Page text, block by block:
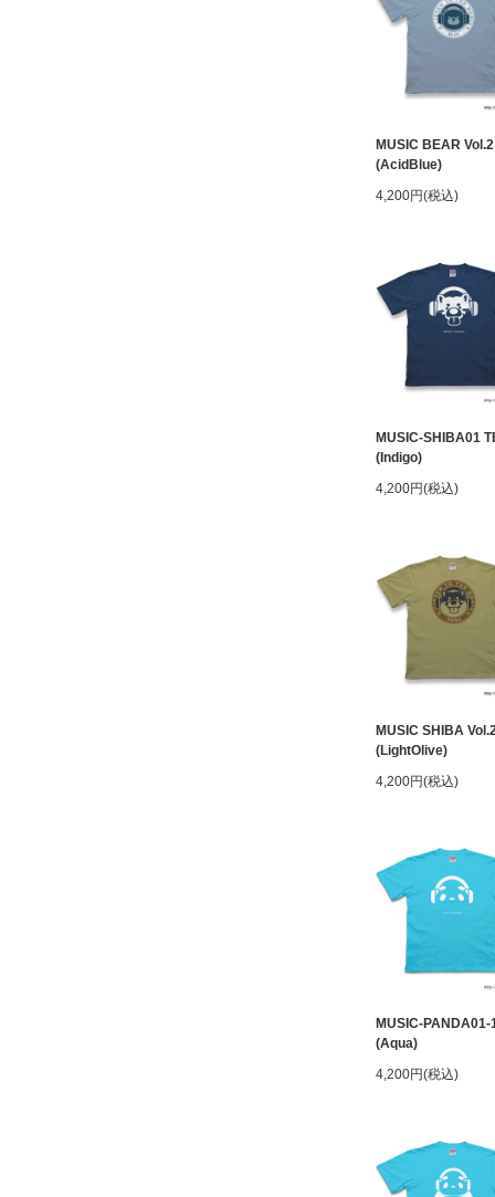
MUSIC BEAR
(AcidBlue)
4,200円(税込)
MUSIC-SHIBA01
(Indigo)
4,200円(税込)
MUSIC SHIBA
(LightOlive)
4,200円(税込)
MUSIC-PANDA01-
(Aqua)
4,200円(税込)